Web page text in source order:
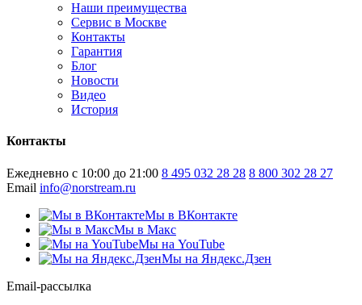
Наши преимущества
Сервис в Москве
Контакты
Гарантия
Блог
Новости
Видео
История
Контакты
Ежедневно с 10:00 до 21:00 8 495 032 28 28 8 800 302 28 27
Email info@norstream.ru
Мы в ВКонтакте
Мы в Макс
Мы на YouTube
Мы на Яндекс.Дзен
Email-рассылка